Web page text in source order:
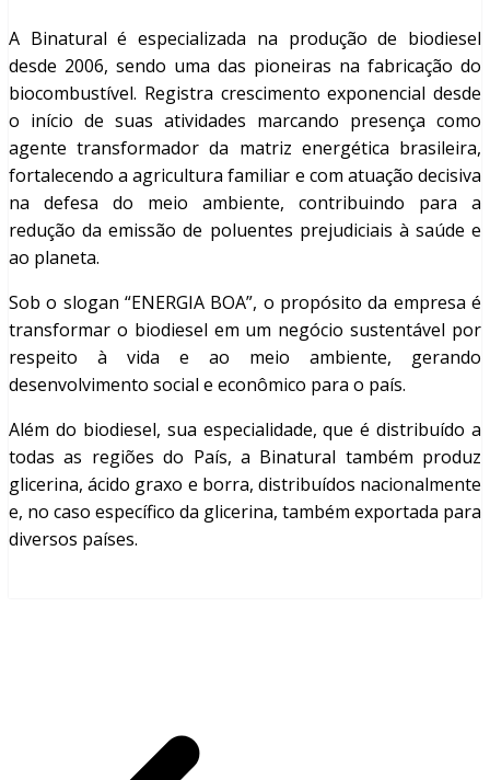
A Binatural é especializada na produção de biodiesel
desde 2006, sendo uma das pioneiras na fabricação do
biocombustível. Registra crescimento exponencial desde
o início de suas atividades marcando presença como
agente transformador da matriz energética brasileira,
fortalecendo a agricultura familiar e com atuação decisiva
na defesa do meio ambiente, contribuindo para a
redução da emissão de poluentes prejudiciais à saúde e
ao planeta.
Sob o slogan “ENERGIA BOA”, o propósito da empresa é
transformar o biodiesel em um negócio sustentável por
respeito à vida e ao meio ambiente, gerando
desenvolvimento social e econômico para o país.
Além do biodiesel, sua especialidade, que é distribuído a
todas as regiões do País, a Binatural também produz
glicerina, ácido graxo e borra, distribuídos nacionalmente
e, no caso específico da glicerina, também exportada para
diversos países.